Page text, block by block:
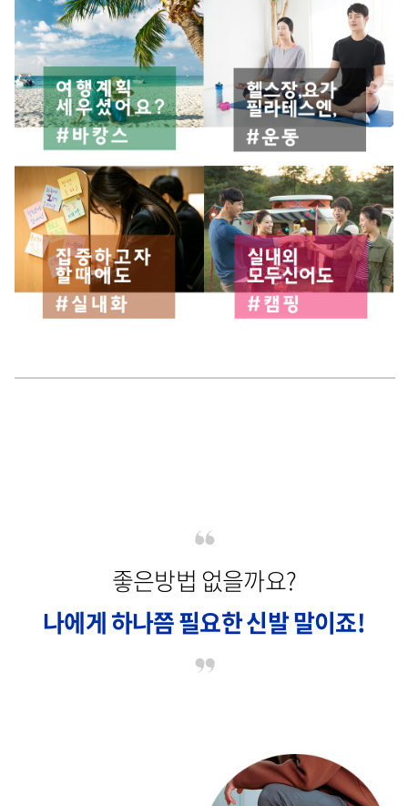
좋은방법 없을까요?
나에게 하나쯤 필요한 신발 말이죠!